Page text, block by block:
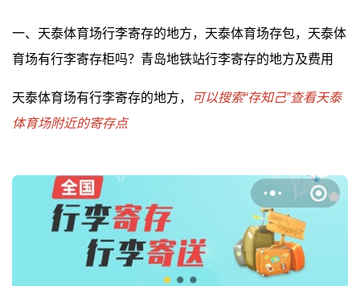
一、天泰体育场行李寄存的地方，天泰体育场存包，天泰体
育场有行李寄存柜吗？青岛地铁站行李寄存的地方及费用
天泰体育场有行李寄存的地方，
可以搜索“存知己”查看天泰
体育场附近的寄存点